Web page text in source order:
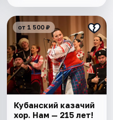
от 1 500 ₽
Кубанский казачий
хор. Нам — 215 лет!